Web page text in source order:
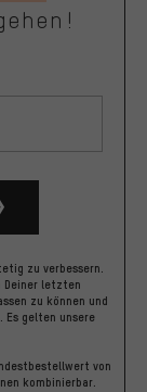
zu verbessern.
Deiner letzten
zu können und
Es gelten unsere
von
kombinierbar.